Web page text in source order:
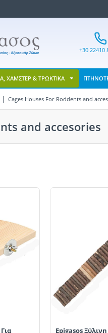
+30 22410
ΧΑΜΣΤΕΡ & ΤΡΩΚΤΙΚΑ
Cages Houses For Roddents and
and accesories
Epigasos